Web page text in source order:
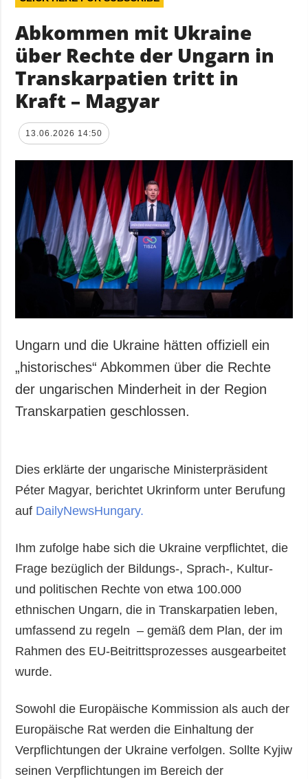
Abkommen mit Ukraine
über Rechte der Ungarn in
Transkarpatien tritt in
Kraft – Magyar
13.06.2026 14:50
Ungarn und die Ukraine hätten offiziell ein
„historisches“ Abkommen über die Rechte
der ungarischen Minderheit in der Region
Transkarpatien geschlossen.
Dies erklärte der ungarische Ministerpräsident
Péter Magyar, berichtet Ukrinform unter Berufung
auf DailyNewsHungary.
Ihm zufolge habe sich die Ukraine verpflichtet, die
Frage bezüglich der Bildungs-, Sprach-, Kultur-
und politischen Rechte von etwa 100.000
ethnischen Ungarn, die in Transkarpatien leben,
umfassend zu regeln – gemäß dem Plan, der im
Rahmen des EU-Beitrittsprozesses ausgearbeitet
wurde.
Sowohl die Europäische Kommission als auch der
Europäische Rat werden die Einhaltung der
Verpflichtungen der Ukraine verfolgen. Sollte Kyjiw
seinen Verpflichtungen im Bereich der